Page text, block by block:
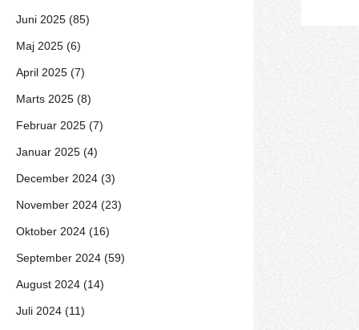
Juni 2025 (85)
Maj 2025 (6)
April 2025 (7)
Marts 2025 (8)
Februar 2025 (7)
Januar 2025 (4)
December 2024 (3)
November 2024 (23)
Oktober 2024 (16)
September 2024 (59)
August 2024 (14)
Juli 2024 (11)